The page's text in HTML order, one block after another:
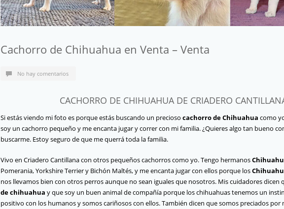
Cachorro de Chihuahua en Venta – Venta
No hay comentarios
CACHORRO DE CHIHUAHUA DE CRIADERO
Si estás viendo mi foto es porque estás buscando un precioso cachorro de Chihuahua como
soy un cachorro pequeño y me encanta jugar y correr con mi familia. ¿Quieres algo tan bueno
buscarme. Estoy seguro de que me querrá toda la familia.
Vivo en Criadero Cantillana con otros pequeños cachorros como yo. Tengo hermanos
Pomerania, Yorkshire Terrier y Bichón Maltés, y me encanta jugar con ellos porque los
nos llevamos bien con otros perros aunque no sean iguales que nosotros. Mis cuidadores dicen
de chihuahua y que soy un buen animal de compañía porque los chihuahuas tenemos un
positivo con los humanos y somos cariñosos con ellos. También dicen que somos preciados por